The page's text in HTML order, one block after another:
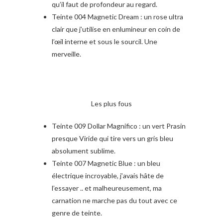
qu’il faut de profondeur au regard.
Teinte 004 Magnetic Dream : un rose ultra
clair que j’utilise en enlumineur en coin de
l’œil interne et sous le sourcil. Une
merveille.
Les plus fous
Teinte 009 Dollar Magnifico : un vert Prasin
presque Viride qui tire vers un gris bleu
absolument sublime.
Teinte 007 Magnetic Blue : un bleu
électrique incroyable, j’avais hâte de
l’essayer .. et malheureusement, ma
carnation ne marche pas du tout avec ce
genre de teinte.